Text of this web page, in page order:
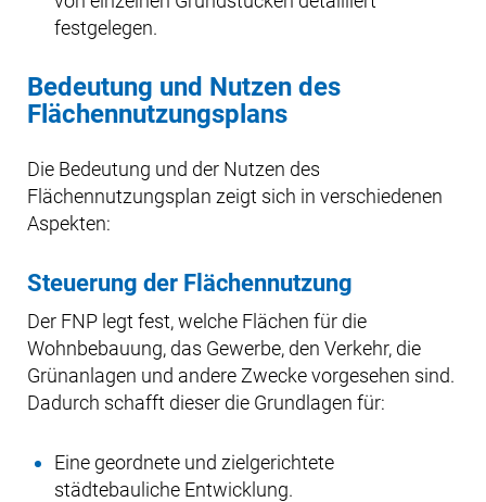
festgelegen.
Bedeutung und Nutzen des
Flächennutzungsplans
Die Bedeutung und der Nutzen des
Flächennutzungsplan zeigt sich in verschiedenen
Aspekten:
Steuerung der Flächennutzung
Der FNP legt fest, welche Flächen für die
Wohnbebauung, das Gewerbe, den Verkehr, die
Grünanlagen und andere Zwecke vorgesehen sind.
Dadurch schafft dieser die Grundlagen für:
Eine geordnete und zielgerichtete
städtebauliche Entwicklung.